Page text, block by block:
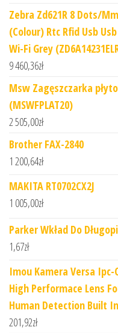
Zebra Zd621R 8 Dots/
(Colour) Rtc Rfid Usb
Wi-Fi Grey
9 460,36zł
Msw Zagęszczarka
(MSWFPLAT20)
2 505,00zł
Brother FAX-2840
1 200,64zł
MAKITA RT0702CX2J
1 005,00zł
Parker Wkład Do
1,67zł
Imou Kamera Versa Ipc-
High Performace Lens
Human Detection Built In
201,92zł